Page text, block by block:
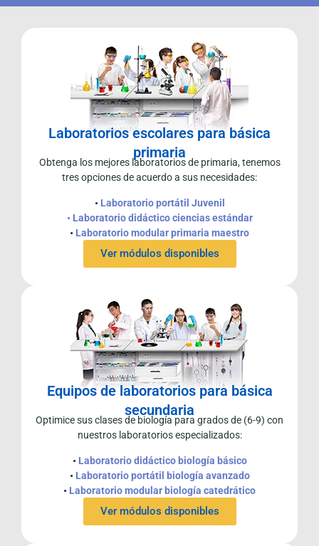
Laboratorios escolares para básica
primaria
Obtenga los mejores laboratorios de primaria, tenemos
tres opciones de acuerdo a sus necesidades:
•Laboratorio portátil Juvenil
• Laboratorio didáctico ciencias estándar
• Laboratorio modular primaria maestro
Ver módulos disponibles
Equipos de laboratorios para básica
secundaria
Optimice sus clases de biología para grados de (6-9) con
nuestros laboratorios especializados:
• Laboratorio didáctico biología básico
• Laboratorio portátil biología avanzado
• Laboratorio modular biología catedrático
Ver módulos disponibles